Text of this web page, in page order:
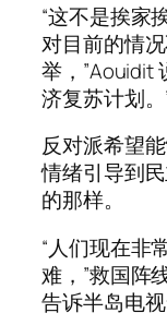
“这不是挨家
对目前的情
举，”Aouidit
济复苏计划。
反对派希望
情绪引导到
的那样。
“人们现在非
难，”救国阵
告诉半岛电视